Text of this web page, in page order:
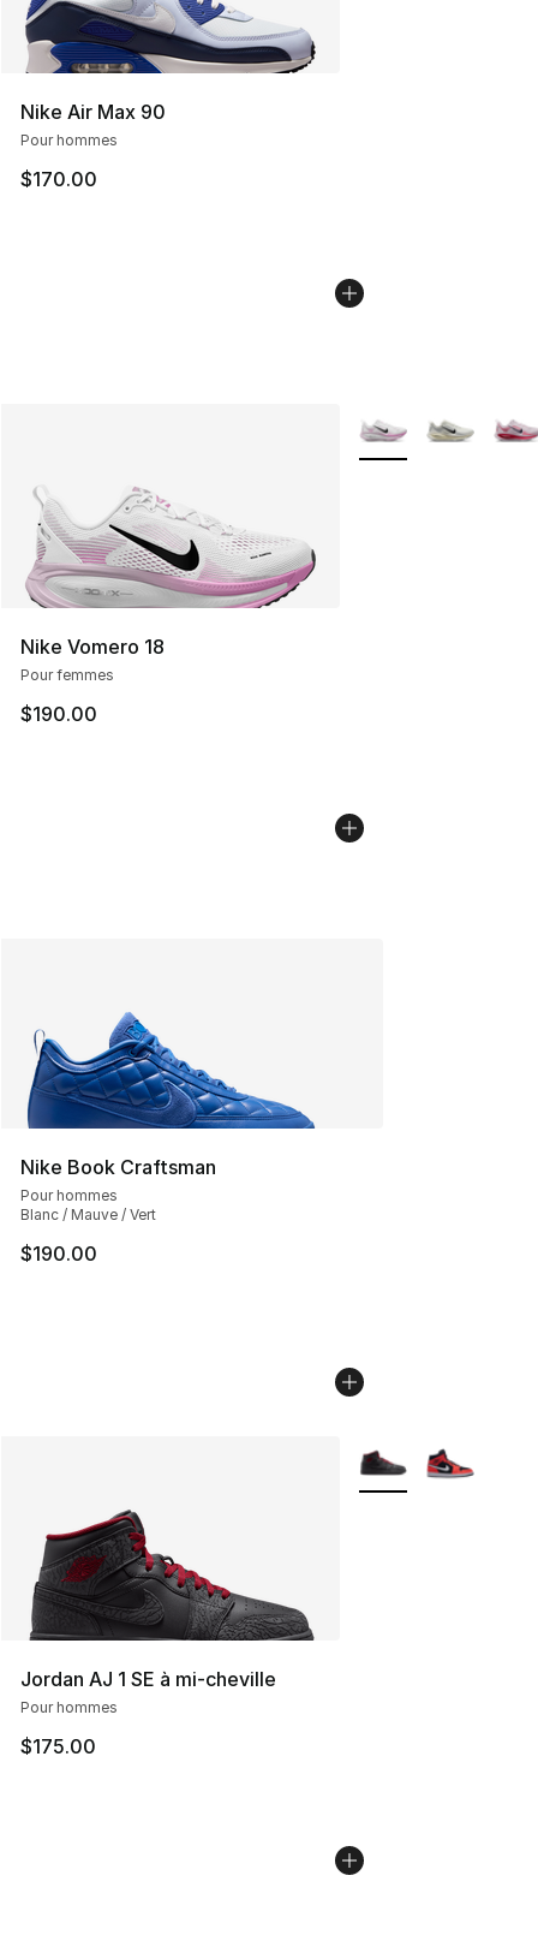
Nike Air Max 90
Pour hommes
$170.00
Nike Vomero 18
Pour femmes
$190.00
Plus de couleurs
Nike Book Craftsman
Pour hommes
Blanc / Mauve / Vert
$190.00
Jordan AJ 1 SE à mi-cheville
Pour hommes
$175.00
Plus de couleurs